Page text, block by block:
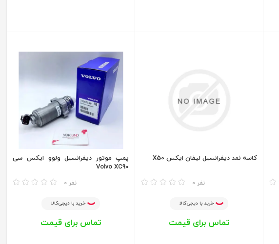
کاسه نمد دیفرانسیل لیفان ایکس X50
0 نفر
خرید با دیجی‌کالا
تماس برای قیمت
پمپ موتور دیفرانسیل ولوو ایکس سی
Volvo XC90
0 نفر
خرید با دیجی‌کالا
تماس برای قیمت